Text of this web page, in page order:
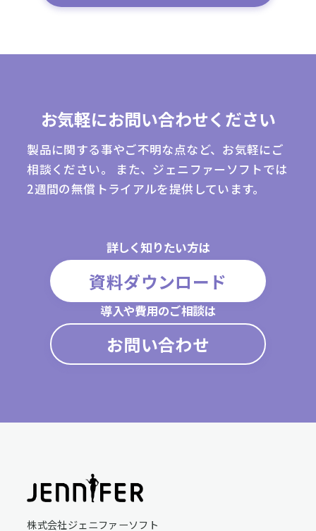
お気軽にお問い合わせください
製品に関する事やご不明な点など、お気軽にご
相談ください。
また、ジェニファーソフトでは
2週間の無償トライアルを提供しています。
詳しく知りたい方は
資料ダウンロード
導入や費用のご相談は
お問い合わせ
株式会社ジェニファーソフト